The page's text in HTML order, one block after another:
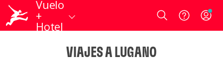
Vuelo
+
Hotel
Login
VIAJES A LUGANO